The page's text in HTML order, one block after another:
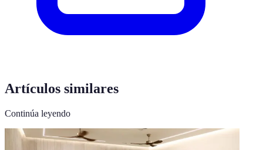
Artículos similares
Continúa leyendo